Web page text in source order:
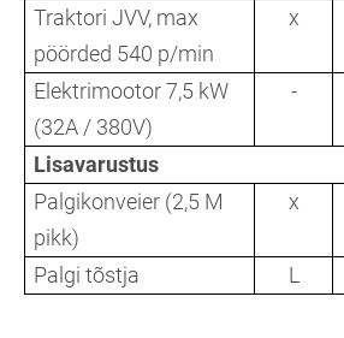
Traktori JVV, max
pöörded 540 p/min
x
Elektrimootor 7,5 kW
(32A / 380V)
-
Lisavarustus
Palgikonveier (2,5 M
pikk)
x
Palgi tõstja L